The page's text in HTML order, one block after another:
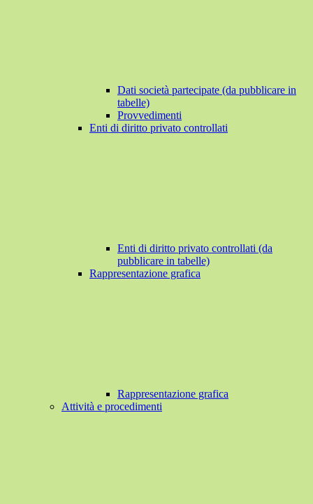
Dati società partecipate (da pubblicare in
tabelle)
Provvedimenti
Enti di diritto privato controllati
Enti di diritto privato controllati (da
pubblicare in tabelle)
Rappresentazione grafica
Rappresentazione grafica
Attività e procedimenti